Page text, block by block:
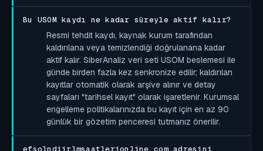
Bu USOM kaydı ne kadar süreyle aktif kalır?
Resmi tehdit kaydı, kaynak kurum tarafından
kaldırılana veya temizlendiği doğrulanana kadar
aktif kalır. SiberAnaliz veri seti USOM beslemesi ile
günde birden fazla kez senkronize edilir; kaldırılan
kayıtlar otomatik olarak arşive alınır ve detay
sayfaları "tarihsel kayıt" olarak işaretlenir. Kurumsal
engelleme politikalarınızda bu kayıt için en az 90
günlük bir gözetim penceresi tutmanız önerilir.
efsolndiirlmsaatlerionline.com adresini